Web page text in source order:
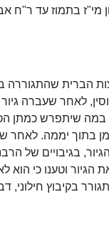
בתמוז עד ר"ח
מארצות הברית
לאחר שעברה
שיתפרש כמתן
בתוך יממה. לאחר
בגיבויים של
וטענו כי
בקיבוץ